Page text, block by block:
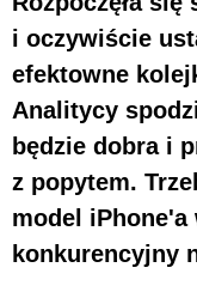
i oczywiście
efektowne
Analitycy
będzie dobra i
z popytem.
model
konkurencyjny